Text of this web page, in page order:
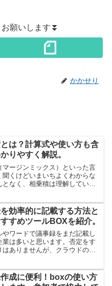
願いします⏬
かかせり
は？計算式や使い方も含
りやすく解説。
マージンミックス）といった言
聞くけどいまいちよくわからな
となく、相乗積は理解している
るだけでほとんど使ったことが
実用的ではないと思っている。
の悩みを解決します。計算方法
活用方法など、わかりやすく説
ので是非読んで見てください。
効率的に記載する方法と
すめツールBOXを紹介。
やワードで議事録をまだ記載し
業は多いと思います。否定をす
はありませんが、クラウドの便
直疑問を感じます。boxはとても
理できるので議事録などに是非
成に便利！boxの使い方